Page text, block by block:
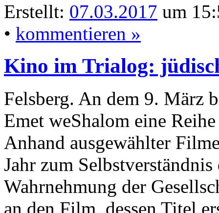
Erstellt: 07.03.2017 um
• kommentieren »
Kino im Trialog:
Felsberg. An dem 9. März
Emet weShalom eine
Anhand ausgewählter
Jahr zum
Wahrnehmung der
an den Film, dessen Titel